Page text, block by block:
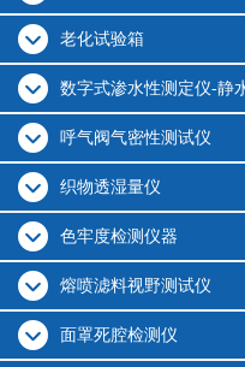
老化试验箱
数字式渗水性测定仪-静
呼气阀气密性测试仪
织物透湿量仪
色牢度检测仪器
熔喷滤料视野测试仪
面罩死腔检测仪